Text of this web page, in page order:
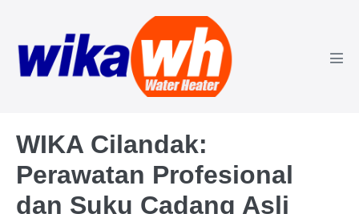
konten
WIKA Cilandak:
Perawatan Profesional
dan Suku Cadang Asli